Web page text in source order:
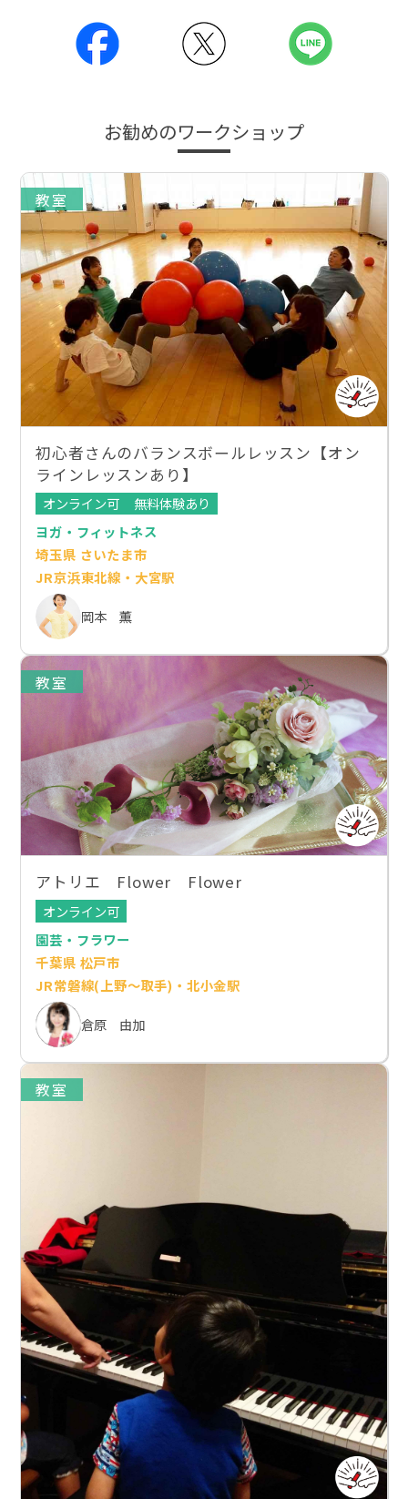
お勧めのワークショップ
教室
初心者さんのバランスボールレッスン【オン
ラインレッスンあり】
オンライン可
無料体験あり
ヨガ・フィットネス
埼玉県 さいたま市
JR京浜東北線・大宮駅
岡本 薫
教室
アトリエ Flower Flower
オンライン可
園芸・フラワー
千葉県 松戸市
JR常磐線(上野～取手)・北小金駅
倉原 由加
教室